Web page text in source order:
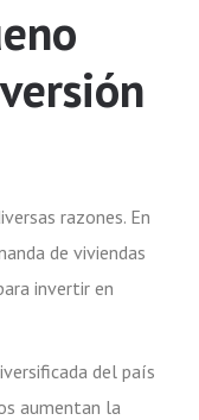
razones. En
de viviendas
invertir en
del país
aumentan la